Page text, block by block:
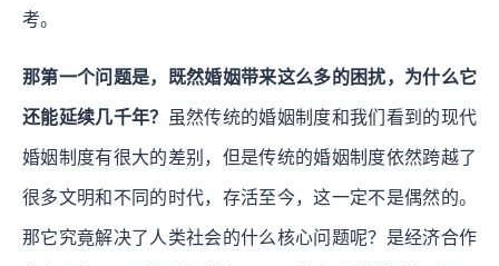
考。
那第一个问题是，既然婚姻带来这么多的困扰，为什么它
还能延续几千年？ 虽然传统的婚姻制度和我们看到的现代
婚姻制度有很大的差别，但是传统的婚姻制度依然跨越了
很多文明和不同的时代，存活至今，这一定不是偶然的。
那它究竟解决了人类社会的什么核心问题呢？是经济合作